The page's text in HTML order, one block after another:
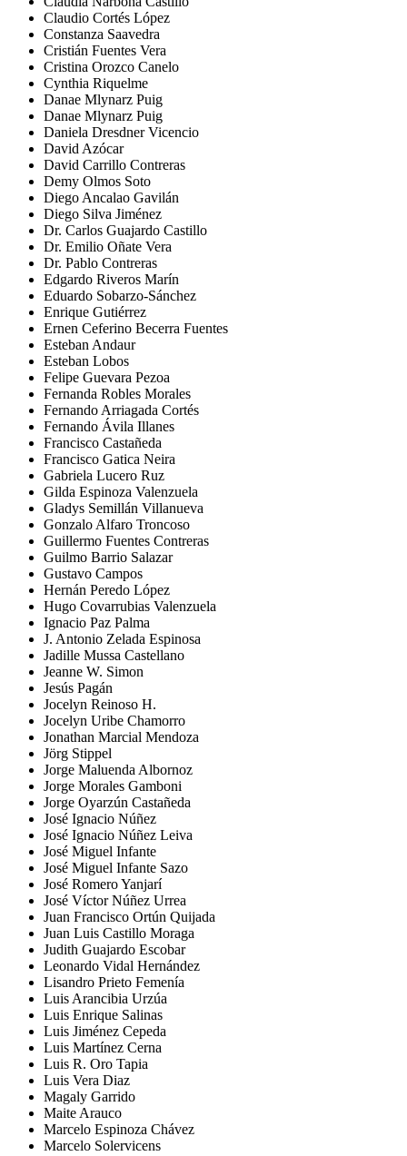
Claudio Cortés López
Constanza Saavedra
Cristián Fuentes Vera
Cristina Orozco Canelo
Cynthia Riquelme
Danae Mlynarz Puig
Danae Mlynarz Puig
Daniela Dresdner Vicencio
David Azócar
David Carrillo Contreras
Demy Olmos Soto
Diego Ancalao Gavilán
Diego Silva Jiménez
Dr. Carlos Guajardo Castillo
Dr. Emilio Oñate Vera
Dr. Pablo Contreras
Edgardo Riveros Marín
Eduardo Sobarzo-Sánchez
Enrique Gutiérrez
Ernen Ceferino Becerra Fuentes
Esteban Andaur
Esteban Lobos
Felipe Guevara Pezoa
Fernanda Robles Morales
Fernando Arriagada Cortés
Fernando Ávila Illanes
Francisco Castañeda
Francisco Gatica Neira
Gabriela Lucero Ruz
Gilda Espinoza Valenzuela
Gladys Semillán Villanueva
Gonzalo Alfaro Troncoso
Guillermo Fuentes Contreras
Guilmo Barrio Salazar
Gustavo Campos
Hernán Peredo López
Hugo Covarrubias Valenzuela
Ignacio Paz Palma
J. Antonio Zelada Espinosa
Jadille Mussa Castellano
Jeanne W. Simon
Jesús Pagán
Jocelyn Reinoso H.
Jocelyn Uribe Chamorro
Jonathan Marcial Mendoza
Jörg Stippel
Jorge Maluenda Albornoz
Jorge Morales Gamboni
Jorge Oyarzún Castañeda
José Ignacio Núñez
José Ignacio Núñez Leiva
José Miguel Infante
José Miguel Infante Sazo
José Romero Yanjarí
José Víctor Núñez Urrea
Juan Francisco Ortún Quijada
Juan Luis Castillo Moraga
Judith Guajardo Escobar
Leonardo Vidal Hernández
Lisandro Prieto Femenía
Luis Arancibia Urzúa
Luis Enrique Salinas
Luis Jiménez Cepeda
Luis Martínez Cerna
Luis R. Oro Tapia
Luis Vera Diaz
Magaly Garrido
Maite Arauco
Marcelo Espinoza Chávez
Marcelo Solervicens